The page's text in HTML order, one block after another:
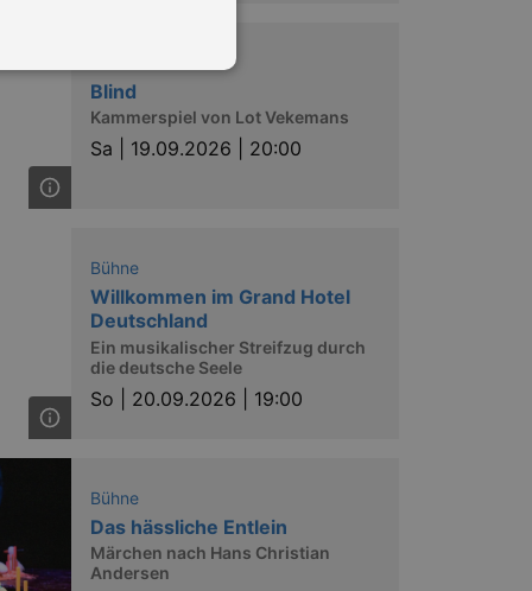
Blind
Kammerspiel von Lot Vekemans
Sa | 19.09.2026 | 20:00
Bühne
Willkommen im Grand Hotel
Deutschland
Ein musikalischer Streifzug durch
die deutsche Seele
So | 20.09.2026 | 19:00
Bühne
Das hässliche Entlein
Märchen nach Hans Christian
Andersen
Ihren account. Ohne diese
visitor cookie consent
to work properly.
Cross-Site Request Forgery
Cross-Site Request Forgery